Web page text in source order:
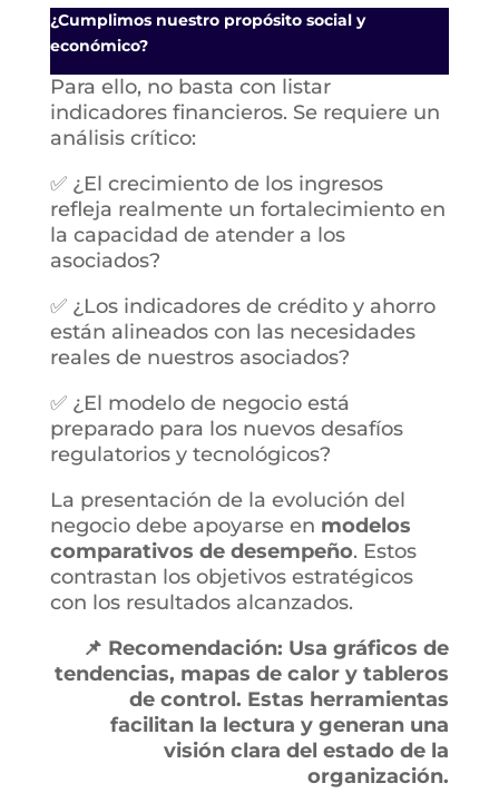
¿Cumplimos nuestro propósito social y
económico?
Para ello, no basta con listar
indicadores financieros. Se requiere un
análisis crítico:
✅ ¿El crecimiento de los ingresos
refleja realmente un fortalecimiento en
la capacidad de atender a los
asociados?
✅ ¿Los indicadores de crédito y ahorro
están alineados con las necesidades
reales de nuestros asociados?
✅ ¿El modelo de negocio está
preparado para los nuevos desafíos
regulatorios y tecnológicos?
La presentación de la evolución del
negocio debe apoyarse en modelos
comparativos de desempeño. Estos
contrastan los objetivos estratégicos
con los resultados alcanzados.
📌 Recomendación: Usa gráficos de
tendencias, mapas de calor y tableros
de control. Estas herramientas
facilitan la lectura y generan una
visión clara del estado de la
organización.